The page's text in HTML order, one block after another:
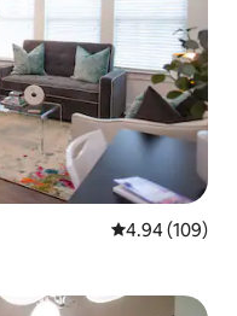
평점 4.94점(5
4.94 (109)